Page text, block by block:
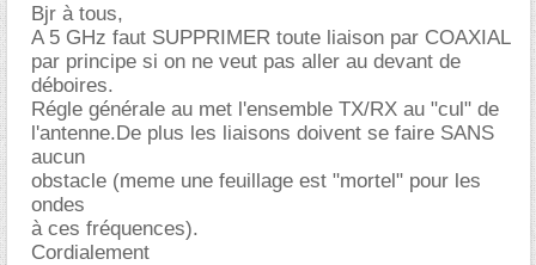
Bjr à tous,
A 5 GHz faut SUPPRIMER toute liaison par COAXIAL
par principe si on ne veut pas aller au devant de
déboires.
Régle générale au met l'ensemble TX/RX au "cul" de
l'antenne.De plus les liaisons doivent se faire SANS
aucun
obstacle (meme une feuillage est "mortel" pour les
ondes
à ces fréquences).
Cordialement